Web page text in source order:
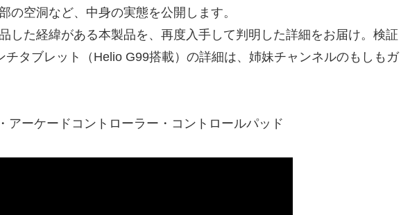
の空洞など、中身の実態を公開します。
した経緯がある本製品を、再度入手して判明した詳細をお届け。検証
チタブレット（Helio G99搭載）の詳細は、姉妹チャンネルのもしもガ
アーケードコントローラー・コントロールパッド